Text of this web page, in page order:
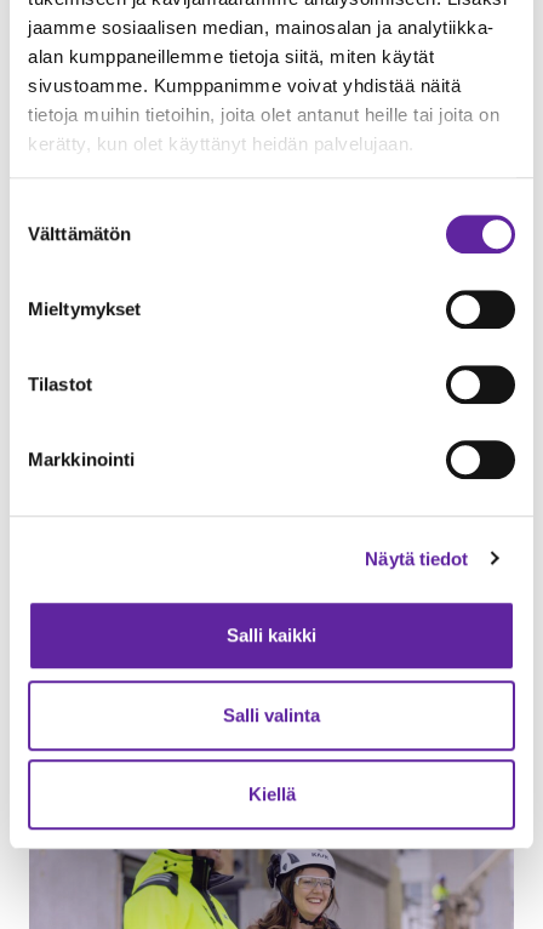
jaamme sosiaalisen median, mainosalan ja analytiikka-
alan kumppaneillemme tietoja siitä, miten käytät
sivustoamme. Kumppanimme voivat yhdistää näitä
tietoja muihin tietoihin, joita olet antanut heille tai joita on
kerätty, kun olet käyttänyt heidän palvelujaan.
valinta
Välttämätön
Mieltymykset
Tilastot
Markkinointi
Näytä tiedot
Salli kaikki
Salli valinta
Kiellä
Jatkeen uusi strategia on julkaistu –
visiona Rakastettu Rakentaja
saavutti strategiakauden
liikevaihtotavoitteensa
Yleinen 19.03.2026